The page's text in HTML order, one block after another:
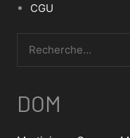
CGU
DOM